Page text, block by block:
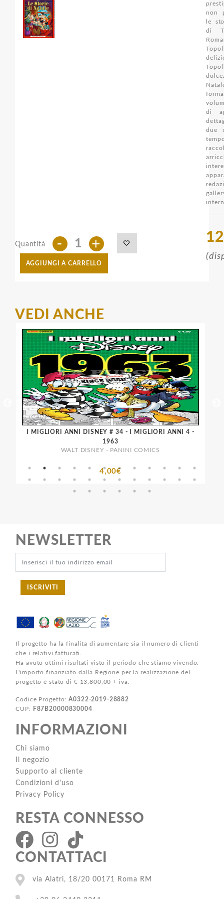
non
le
di
di
due
Quantità - +
AGGIUNGI A CARRELLO
VEDI ANCHE
I MIGLIORI ANNI DISNEY # 34 - I MIGLIORI ANNI 4 -
1963
WALT DISNEY - PANINI COMICS
4,00€
NEWSLETTER
ISCRIVITI
Il progetto ha la finalità di aumentare sia il numero di clienti
che i relativi fatturati.
Ha avuto ottimi risultati visto il periodo che stiamo vivendo.
L'importo finanziato dalla Regione per la realizzazione del
progetto è stato di € 13.800,00 + iva.
Codice Progetto:A0322-2019-28882
CUP:
F87B20000830004
INFORMAZIONI
Chi siamo
Il negozio
Supporto al cliente
Condizioni d'uso
Privacy Policy
RESTA CONNESSO
CONTATTACI
via Alatri, 18/20 00171 Roma RM